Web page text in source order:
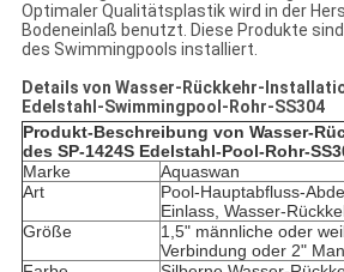
Optimaler Qualitätsplastik wird in der
Bodeneinlaß benutzt. Diese Produkte
des Swimmingpools installiert.
Details von Wasser- Rückkehr-
Edelstahl-Swimmingpool-Rohr-SS304
Produkt-Beschreibung von Wasser-
des SP-1424S Edelstahl-Pool-Rohr-
Marke
Aquaswan
Art
Pool-Hauptabfluss-
Einlass, Wasser-
Größe
1,5" männliche oder
Verbindung oder 2"